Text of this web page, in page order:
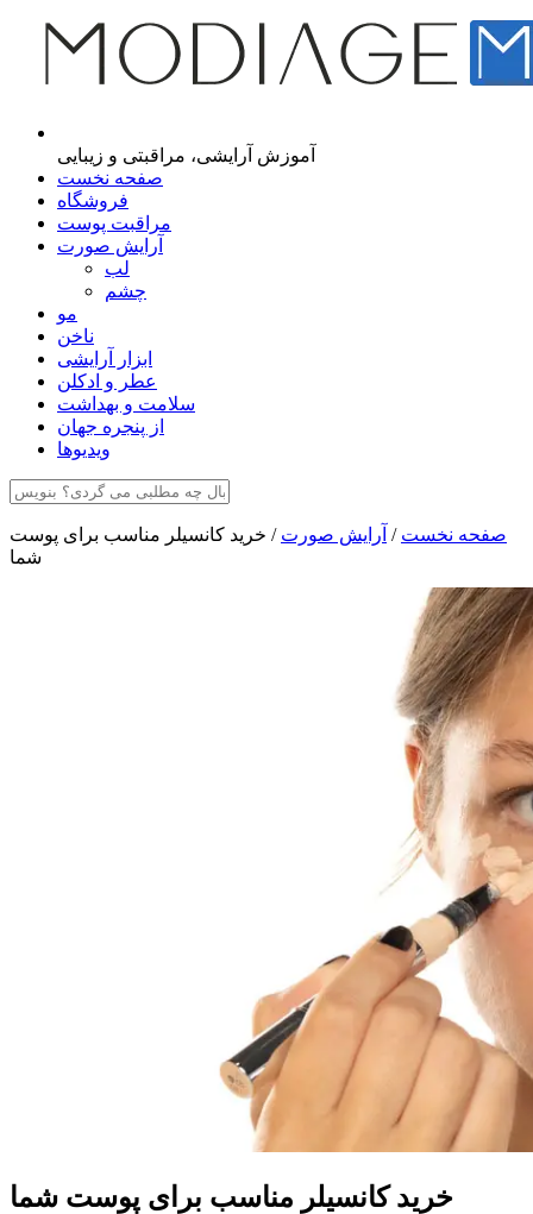
آموزش آرایشی، مراقبتی و زیبایی
صفحه نخست
فروشگاه
مراقبت پوست
آرایش صورت
لب
چشم
مو
ناخن
ابزار آرایشی
عطر و ادکلن
سلامت و بهداشت
از پنجره جهان
ویدیوها
صفحه نخست / آرایش صورت / خرید کانسیلر مناسب برای پوست
شما
خرید کانسیلر مناسب برای پوست شما